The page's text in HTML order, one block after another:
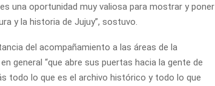
una oportunidad muy valiosa para mostrar y poner
y la historia de Jujuy”, sostuvo.
del acompañamiento a las áreas de la
general “que abre sus puertas hacia la gente de
todo lo que es el archivo histórico y todo lo que